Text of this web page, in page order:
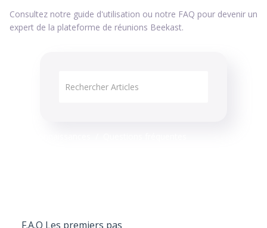
Consultez notre guide d'utilisation ou notre FAQ pour devenir un
expert de la plateforme de réunions Beekast.
F.A.Q Les premiers pas